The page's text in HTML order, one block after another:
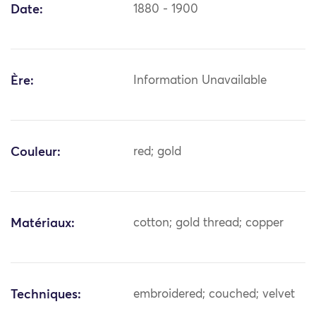
Date: 1880 - 1900
Ère: Information Unavailable
Couleur: red; gold
Matériaux: cotton; gold thread; copper
Techniques: embroidered; couched; velvet